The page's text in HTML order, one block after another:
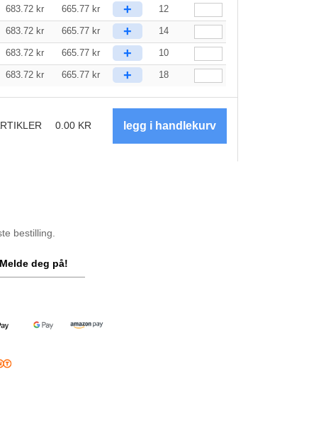
683.72 kr 665.77 kr + 12
683.72 kr 665.77 kr + 14
683.72 kr 665.77 kr + 10
683.72 kr 665.77 kr + 18
0.00 KR
bestilling.
Melde deg på!